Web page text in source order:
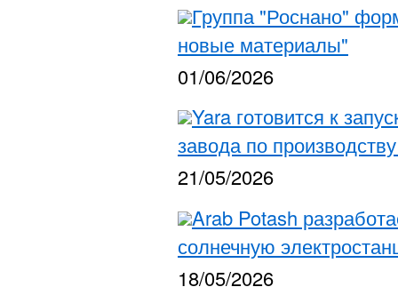
Группа "Роснано"
новые материалы"
01/06/2026
Yara готовится к
завода по
21/05/2026
Arab Potash
солнечную
18/05/2026